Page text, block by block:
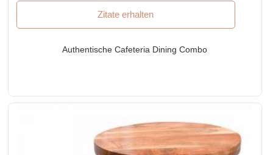
Zitate erhalten
Authentische Cafeteria Dining Combo